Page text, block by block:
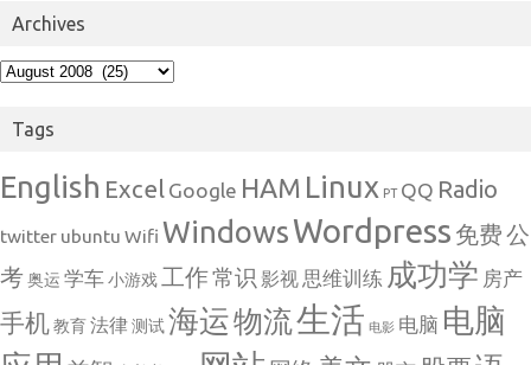
Archives
Archives
Tags
English Excel Google HAM Linux PT QQ Radio
twitter ubuntu Wifi WindowsWordpress 免费公
考奥运 学车小游戏 工作常识 影视 思维训练 成功学 房产
手机教育法律测试海运物流生活 电影 电脑 电脑